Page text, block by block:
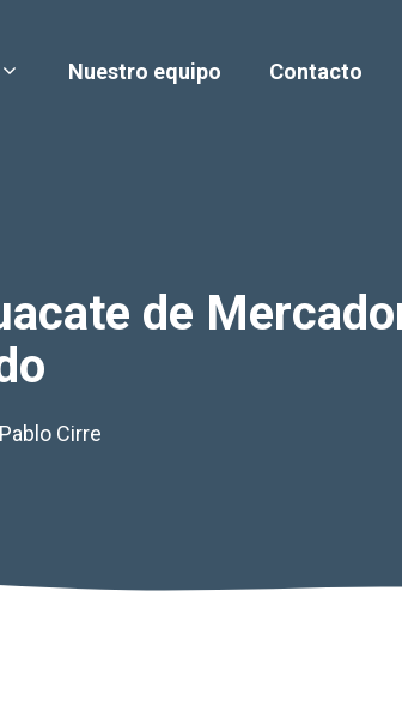
Nuestro equipo Contacto
de
Pablo Cirre